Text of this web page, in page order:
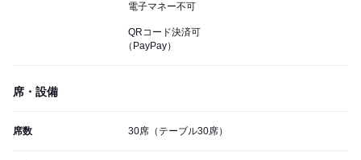
電子マネー不可
QRコード決済可
（PayPay）
席・設備
席数 30席（テーブル30席）